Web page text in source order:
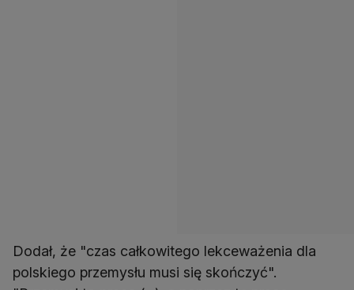
Dodał, że "czas całkowitego lekceważenia dla
polskiego przemysłu musi się skończyć".